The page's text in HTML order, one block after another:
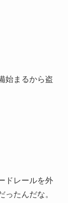
始まるから盗
ドレールを外
ったんだな。